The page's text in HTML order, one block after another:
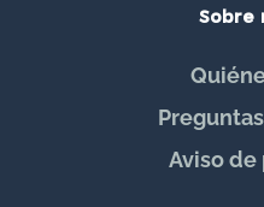
Sobre
Aviso